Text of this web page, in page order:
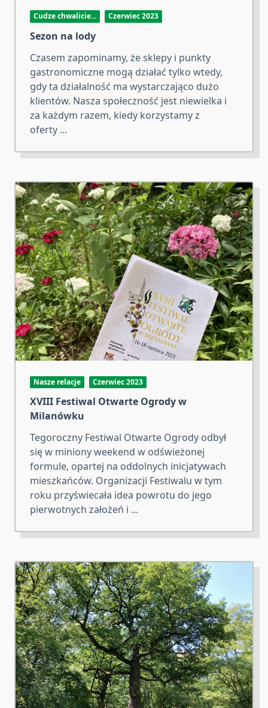
Cudze chwalicie... Czerwiec 2023
Sezon na lody
Czasem zapominamy, że sklepy i punkty
gastronomiczne mogą działać tylko wtedy,
gdy ta działalność ma wystarczająco dużo
klientów. Nasza społeczność jest niewielka i
za każdym razem, kiedy korzystamy z
oferty ...
Nasze relacje Czerwiec 2023
XVIII Festiwal Otwarte Ogrody w
Milanówku
Tegoroczny Festiwal Otwarte Ogrody odbył
się w miniony weekend w odświeżonej
formule, opartej na oddolnych inicjatywach
mieszkańców. Organizacji Festiwalu w tym
roku przyświecała idea powrotu do jego
pierwotnych założeń i ...